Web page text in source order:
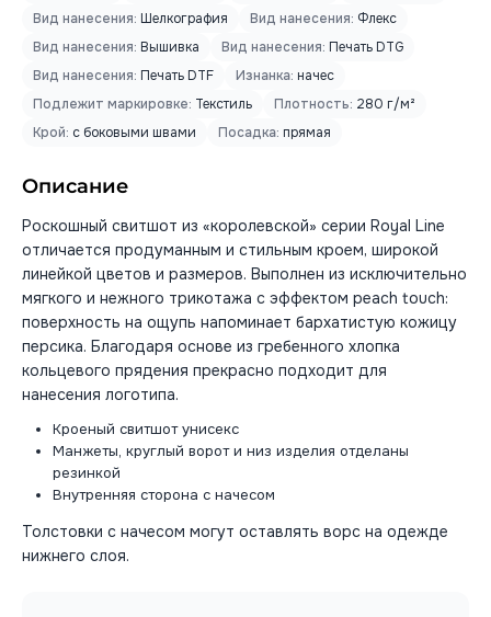
Вид нанесения: Шелкография Вид нанесения: Флекс
Вид нанесения: Вышивка Вид нанесения: Печать DTG
Вид нанесения: Печать DTF Изнанка: начес
Подлежит маркировке: Текстиль Плотность: 280 г/м²
Крой: с боковыми швами Посадка: прямая
Описание
Роскошный свитшот из «королевской» серии Royal Line
отличается продуманным и стильным кроем, широкой
линейкой цветов и размеров. Выполнен из исключительно
мягкого и нежного трикотажа с эффектом peach touch:
поверхность на ощупь напоминает бархатистую кожицу
персика. Благодаря основе из гребенного хлопка
кольцевого прядения прекрасно подходит для
нанесения логотипа.
Кроеный свитшот унисекс
Манжеты, круглый ворот и низ изделия отделаны
резинкой
Внутренняя сторона с начесом
Толстовки с начесом могут оставлять ворс на одежде
нижнего слоя.